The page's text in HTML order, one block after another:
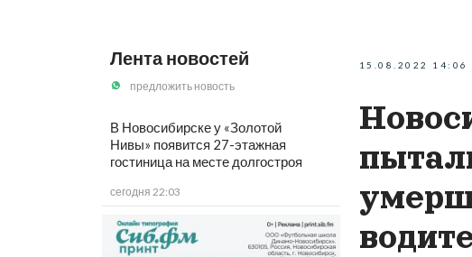
Лента новостей
предложить новость
В Новосибирске у «Золотой
Нивы» появится 27-этажная
гостиница на месте долгостроя
сегодня 22:03
15.08.2022 14:06